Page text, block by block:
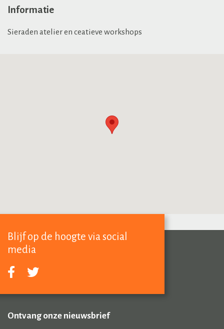
Informatie
Sieraden atelier en ceatieve workshops
Blijf op de hoogte via social
media
Ontvang onze nieuwsbrief